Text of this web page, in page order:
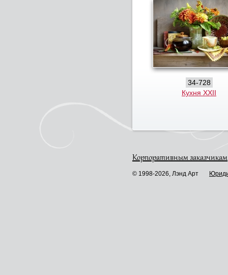
34-728
Кухня XXII
Корпоративным заказчикам
© 1998-2026, Лэнд Арт